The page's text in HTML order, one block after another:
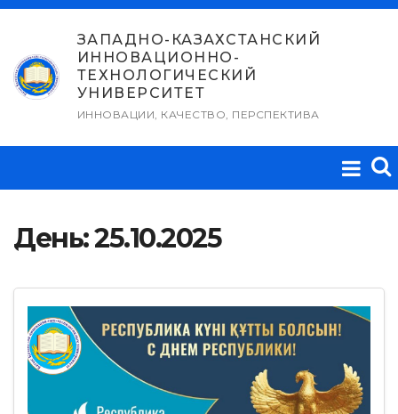
Перейти
содержимому
ЗАПАДНО-КАЗАХСТАНСКИЙ
ИННОВАЦИОННО-
ТЕХНОЛОГИЧЕСКИЙ
УНИВЕРСИТЕТ
ИННОВАЦИИ, КАЧЕСТВО, ПЕРСПЕКТИВА
День:25.10.2025